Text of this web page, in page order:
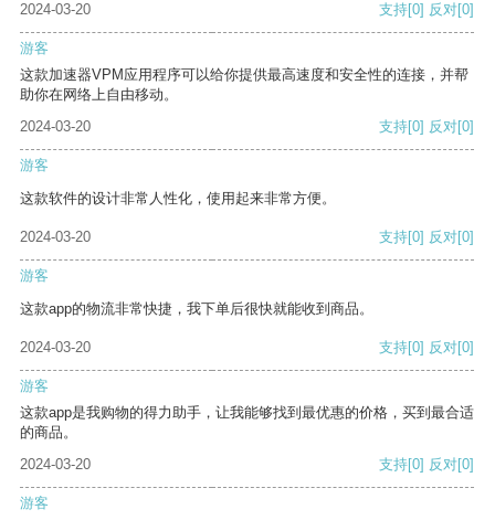
2024-03-20 支持[0] 反对[0]
游客
这款加速器VPM应用程序可以给你提供最高速度和安全性的连接，并帮
助你在网络上自由移动。
2024-03-20
支持[0] 反对[0]
游客
这款软件的设计非常人性化，使用起来非常方便。
2024-03-20 支持[0] 反对[0]
游客
这款app的物流非常快捷，我下单后很快就能收到商品。
2024-03-20 支持[0] 反对[0]
游客
这款app是我购物的得力助手，让我能够找到最优惠的价格，买到最合适
的商品。
2024-03-20
支持[0] 反对[0]
游客